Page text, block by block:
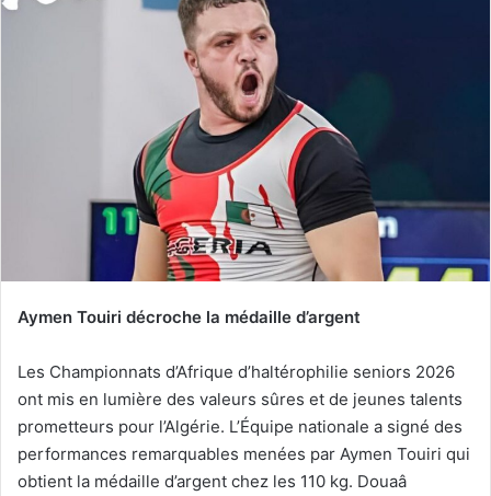
Aymen Touiri décroche la médaille d’argent
Les Championnats d’Afrique d’haltérophilie seniors 2026
ont mis en lumière des valeurs sûres et de jeunes talents
prometteurs pour l’Algérie. L’Équipe nationale a signé des
performances remarquables menées par Aymen Touiri qui
obtient la médaille d’argent chez les 110 kg. Douaâ